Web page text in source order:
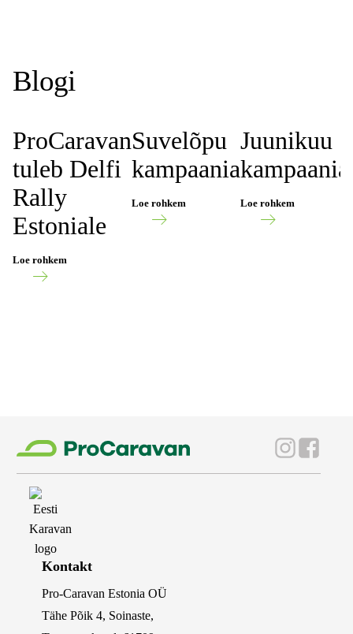
Blogi
ProCaravan
tuleb Delfi
Rally
Estoniale
Loe rohkem
Suvelõpu
kampaania
Loe rohkem
Juunikuu
kampaania
Loe rohkem
Kontakt
Pro-Caravan Estonia OÜ
Tähe Põik 4, Soinaste,